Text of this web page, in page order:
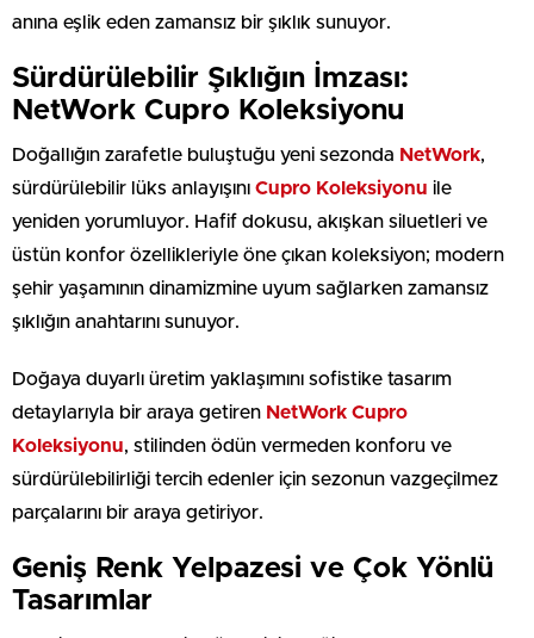
anına eşlik eden zamansız bir şıklık sunuyor.
Sürdürülebilir Şıklığın İmzası:
NetWork Cupro Koleksiyonu
Doğallığın zarafetle buluştuğu yeni sezonda NetWork,
sürdürülebilir lüks anlayışını Cupro Koleksiyonu ile
yeniden yorumluyor. Hafif dokusu, akışkan siluetleri ve
üstün konfor özellikleriyle öne çıkan koleksiyon; modern
şehir yaşamının dinamizmine uyum sağlarken zamansız
şıklığın anahtarını sunuyor.
Doğaya duyarlı üretim yaklaşımını sofistike tasarım
detaylarıyla bir araya getiren NetWork Cupro
Koleksiyonu, stilinden ödün vermeden konforu ve
sürdürülebilirliği tercih edenler için sezonun vazgeçilmez
parçalarını bir araya getiriyor.
Geniş Renk Yelpazesi ve Çok Yönlü
Tasarımlar